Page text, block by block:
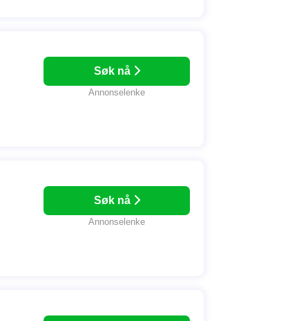
Søk nå
Annonselenke
Søk nå
Annonselenke